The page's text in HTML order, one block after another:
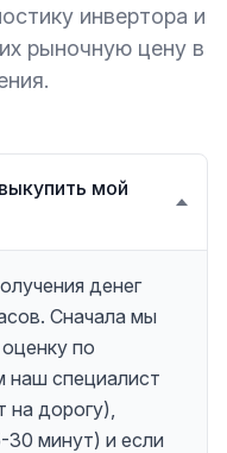
инвертора и
рыночную цену в
мой
денег
Сначала мы
по
наш специалист
на дорогу),
30 минут) и если